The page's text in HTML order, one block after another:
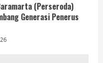
(Perseroda)
Generasi Penerus